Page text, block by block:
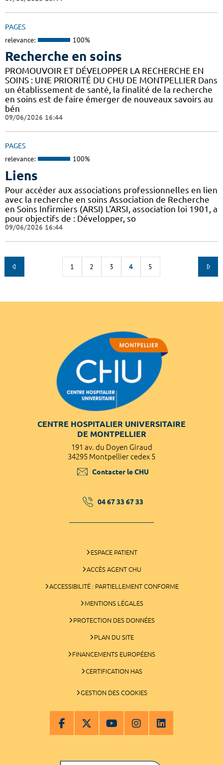
PAGES
relevance: 100%
Recherche en soins
PROMOUVOIR ET DÉVELOPPER LA RECHERCHE EN
SOINS : UNE PRIORITÉ DU CHU DE MONTPELLIER Dans
un établissement de santé, la finalité de la recherche
en soins est de faire émerger de nouveaux savoirs au
bén
09/06/2026 16:44
PAGES
relevance: 100%
Liens
Pour accéder aux associations professionnelles en lien
avec la recherche en soins Association de Recherche
en Soins Infirmiers (ARSI) L'ARSI, association loi 1901, a
pour objectifs de : Développer, so
09/06/2026 16:44
1 2 3 4 5
CENTRE HOSPITALIER UNIVERSITAIRE
DE MONTPELLIER
191 av. du Doyen Giraud
34295 Montpellier cedex 5
Contacter le CHU
04 67 33 67 33
ESPACE PATIENT
ACCÈS AGENT CHU
ACCESSIBILITÉ : PARTIELLEMENT CONFORME
MENTIONS LÉGALES
PROTECTION DES DONNÉES
PLAN DU SITE
FINANCEMENTS EUROPÉENS
CERTIFICATION HAS
GESTION DES COOKIES